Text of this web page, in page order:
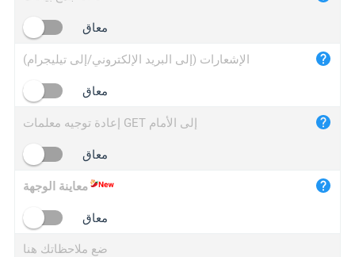
iplogger.cn
معاق
الإشعارات (إلى البريد الإلكتروني/إلى تيليجرام)
معاق
إعادة توجيه معلمات GET إلى الأمام
معاق
معاينة الوجهة
معاق
ضع ملاحظاتك هنا